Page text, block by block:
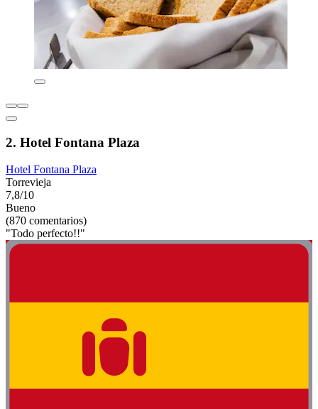
2. Hotel Fontana Plaza
Hotel Fontana Plaza
Torrevieja
7,8/10
Bueno
(870 comentarios)
"Todo perfecto!!"